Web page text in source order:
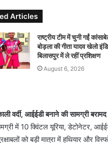
i
Articles
राष्ट्रीय टीम में चुनी गईं
बोड़ला की गीता यादव खेलो
बिलासपुर में ले रहीं प्रशिक्षण
August 6, 2026
वर्दी, आईईडी बनाने की सामग्री बरामद
में 10 क्विंटल यूरिया, डेटोनेटर,
को बड़ी मात्रा में हथियार और